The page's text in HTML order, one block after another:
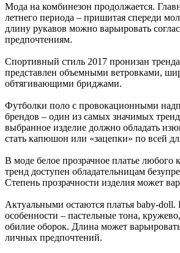
Мода на комбинезон продолжается.
летнего периода – пришитая спереди
длину рукавов можно варьировать
предпочтениям.
Спортивный стиль 2017 пронизан
представлен объемными ветровками,
обтягивающими бриджами.
Футболки поло с провокационными
брендов – один из самых значимых
выбранное изделие должно обладать
стать капюшон или «зацепки» по всей
В моде белое прозрачное платье любого
тренд доступен обладательницам
Степень прозрачности изделия может
Актуальными остаются платья baby-doll.
особенности – пастельные тона,
обилие оборок. Длина может
личных предпочтений.